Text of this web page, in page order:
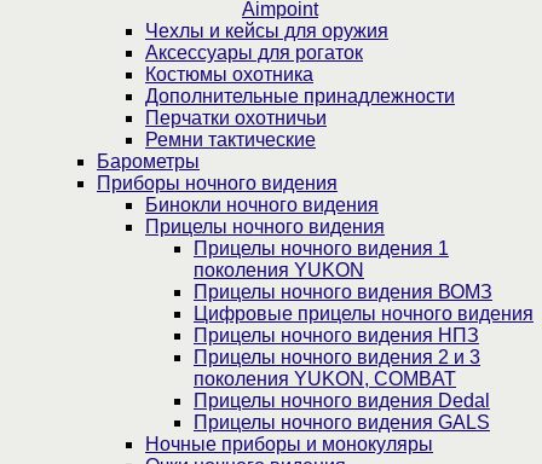
Aimpoint
Чехлы и кейсы для оружия
Аксессуары для рогаток
Костюмы охотника
Дополнительные принадлежности
Перчатки охотничьи
Ремни тактические
Барометры
Приборы ночного видения
Бинокли ночного видения
Прицелы ночного видения
Прицелы ночного видения 1
поколения YUKON
Прицелы ночного видения ВОМЗ
Цифровые прицелы ночного видения
Прицелы ночного видения НПЗ
Прицелы ночного видения 2 и 3
поколения YUKON, COMBAT
Прицелы ночного видения Dedal
Прицелы ночного видения GALS
Ночные приборы и монокуляры